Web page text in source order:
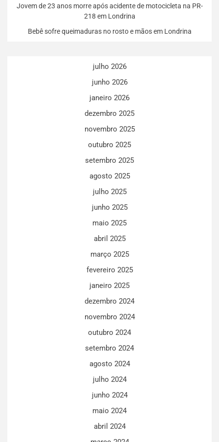
Jovem de 23 anos morre após acidente de motocicleta na PR-
218 em Londrina
Bebê sofre queimaduras no rosto e mãos em Londrina
julho 2026
junho 2026
janeiro 2026
dezembro 2025
novembro 2025
outubro 2025
setembro 2025
agosto 2025
julho 2025
junho 2025
maio 2025
abril 2025
março 2025
fevereiro 2025
janeiro 2025
dezembro 2024
novembro 2024
outubro 2024
setembro 2024
agosto 2024
julho 2024
junho 2024
maio 2024
abril 2024